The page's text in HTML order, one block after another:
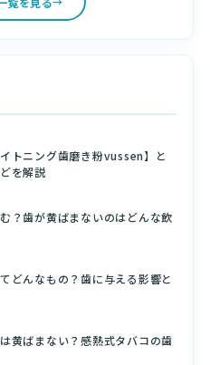
トニング歯磨き粉vussen】と
を解説
？歯が黄ばまないのはどんな飲
どんなもの？歯に与える影響と
黄ばまない？感熱式タバコの歯